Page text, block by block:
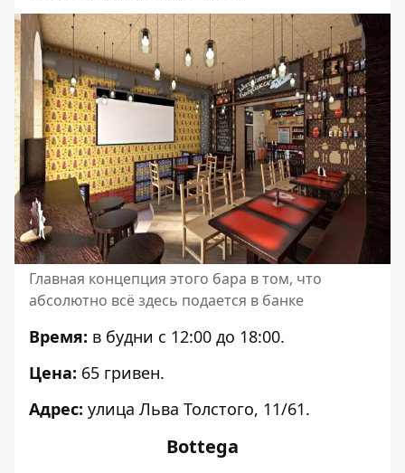
Главная концепция этого бара в том, что
абсолютно всё здесь подается в банке
Время: в будни с 12:00 до 18:00.
Цена: 65 гривен.
Адрес: улица Льва Толстого, 11/61.
Bottega